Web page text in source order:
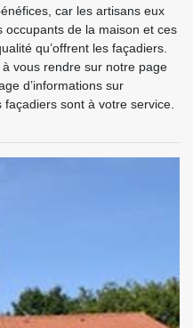
car les artisans eux
occupants de la maison et ces
qu’offrent les façadiers.
vous rendre sur notre page
d’informations sur
sont à votre service.